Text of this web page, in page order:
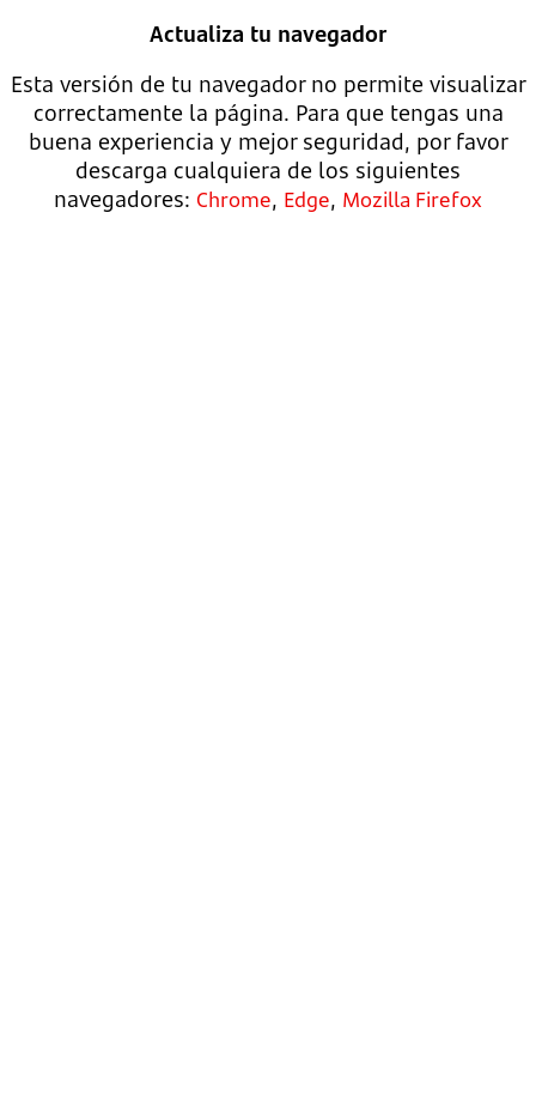
Actualiza tu navegador
Esta versión de tu navegador no permite visualizar
correctamente la página. Para que tengas una
buena experiencia y mejor seguridad, por favor
descarga cualquiera de los siguientes
navegadores: Chrome, Edge, Mozilla Firefox